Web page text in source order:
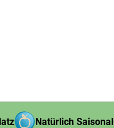
Natürlich Saisonal